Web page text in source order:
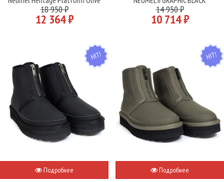
18 950 ₽
12 364 ₽
14 950 ₽
10 714 ₽
HIT
Подробнее
HIT
Подробнее